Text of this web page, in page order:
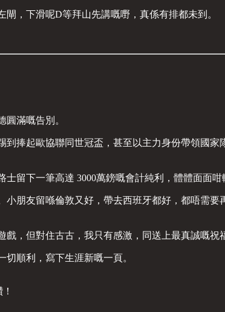
，下滑呢D等拜山先講嘅嘢，真係有排都未到。
滿嘅告別。
捧起歐協聯同世冠盃，甚至以主力身份帶領國
留下一筆高達 3000萬鎊嘅會計純利，體體面面
朋友留喺倫敦又好，帶去西班牙都好，都唔需
，但對住古古，我只有感激，同送上最真誠嘅祝
順利，寫下生涯新嘅一頁。